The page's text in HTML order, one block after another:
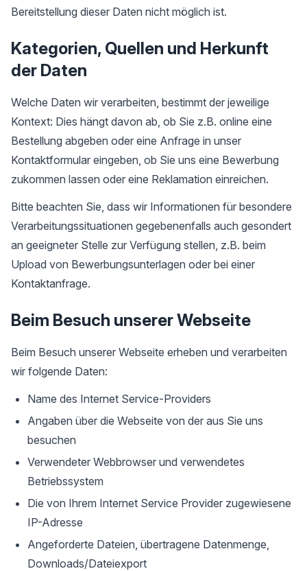
Bereitstellung dieser Daten nicht möglich ist.
Kategorien, Quellen und Herkunft
der Daten
Welche Daten wir verarbeiten, bestimmt der jeweilige
Kontext: Dies hängt davon ab, ob Sie z.B. online eine
Bestellung abgeben oder eine Anfrage in unser
Kontaktformular eingeben, ob Sie uns eine Bewerbung
zukommen lassen oder eine Reklamation einreichen.
Bitte beachten Sie, dass wir Informationen für besondere
Verarbeitungssituationen gegebenenfalls auch gesondert
an geeigneter Stelle zur Verfügung stellen, z.B. beim
Upload von Bewerbungsunterlagen oder bei einer
Kontaktanfrage.
Beim Besuch unserer Webseite
Beim Besuch unserer Webseite erheben und verarbeiten
wir folgende Daten:
Name des Internet Service-Providers
Angaben über die Webseite von der aus Sie uns
besuchen
Verwendeter Webbrowser und verwendetes
Betriebssystem
Die von Ihrem Internet Service Provider zugewiesene
IP-Adresse
Angeforderte Dateien, übertragene Datenmenge,
Downloads/Dateiexport